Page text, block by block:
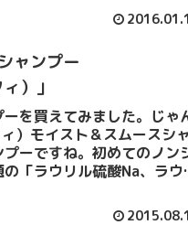
ャンプー
）」
を買えてみました。じゃ
）モイスト＆スムースシャ
ーですね。初めてのノン
「ラウリル硫酸Na、ラウ